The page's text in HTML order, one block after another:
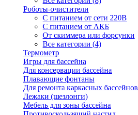
Роботы-очистители
С питанием от сети 220В
С питанием от АКБ
От скиммера или форсунки
Все категории (4)
Термометр
Игры для бассейна
Для консервации бассейна
Плавающие фонтаны
Для ремонта каркасных бассейнов
Лежаки (шезлонги)
Мебель для зоны бассейна